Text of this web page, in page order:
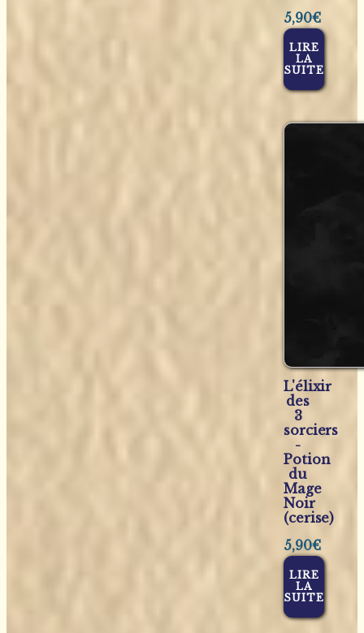
5,90€
LIRE
LA
SUITE
L'élixir
des
3
sorciers
-
Potion
du
Mage
Noir
(cerise)
5,90€
LIRE
LA
SUITE